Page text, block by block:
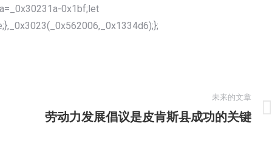
0x1bf;let
未来的文章
未
劳动力发展倡议是皮肯斯县成功的关键